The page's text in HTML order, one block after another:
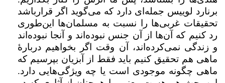
برنارد لوییس جمله‌ای دارد که می‌گوید اگر قرارباشد
تحقیقات غربی‌ها را نسبت به مسلمان‌ها این‌طوری
رد کنیم که آن‌ها از آن جنس نبوده‌اند و آنجا نبوده‌اند
و زندگی نمی‌کرده‌اند،‌ آن وقت اگر بخواهیم دربارهٔ‌
ماهی هم تحقیق کنیم باید فقط از آبزیان بپرسیم که
ماهی چگونه موجودی است یا چه ویژگی‌هایی دارد.